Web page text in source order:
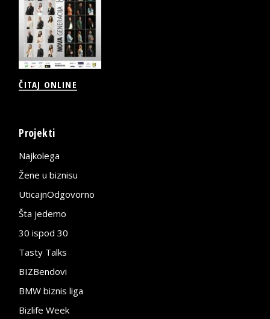
ČITAJ ONLINE
Projekti
Najkolega
Žene u biznisu
UticajnOdgovorno
Šta jedemo
30 ispod 30
Tasty Talks
BIZBendovi
BMW biznis liga
Bizlife Week